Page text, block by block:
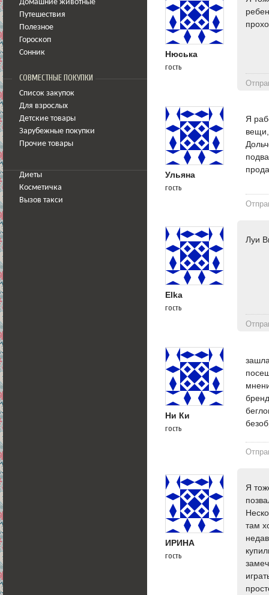
Домашние животные
Путешествия
Полезное
Гороскоп
Сонник
СОВМЕСТНЫЕ ПОКУПКИ
Список закупок
Для взрослых
Детские товары
Зарубежные покупки
Прочие товары
Диеты
Косметичка
Вызов такси
Нюська
гость
Ульяна
гость
Я
вещи,
Elka
гость
Луи
Ни Ки
гость
ИРИНА
гость
Я
там